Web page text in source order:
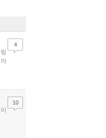
4
10